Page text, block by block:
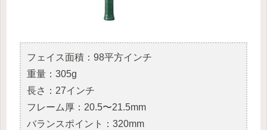
フェイス面積：98平方インチ
重量：305g
長さ：27インチ
フレーム厚：20.5〜21.5mm
バランスポイント：320mm